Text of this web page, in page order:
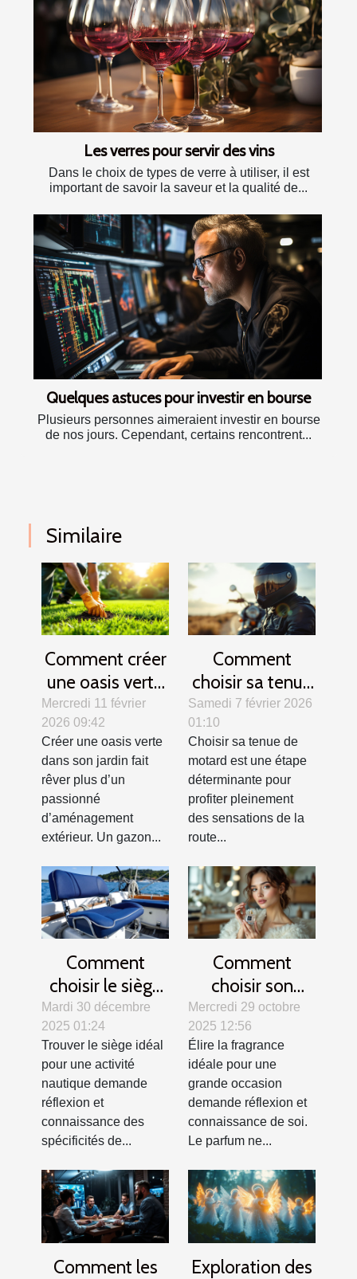
Les verres pour servir des vins
Dans le choix de types de verre à utiliser, il est
important de savoir la saveur et la qualité de...
Quelques astuces pour investir en bourse
Plusieurs personnes aimeraient investir en bourse
de nos jours. Cependant, certains rencontrent...
Similaire
Comment créer
une oasis verte
? Secrets d'un
gazon parfait
Mercredi 11 février
2026 09:42
Créer une oasis verte
dans son jardin fait
rêver plus d’un
passionné
d’aménagement
extérieur. Un gazon...
Comment
choisir sa tenue
de motard pour
allier confort et
sécurité ?
Samedi 7 février 2026
01:10
Choisir sa tenue de
motard est une étape
déterminante pour
profiter pleinement
des sensations de la
route...
Comment
choisir le siège
idéal pour votre
activité
nautique ?
Mardi 30 décembre
2025 01:24
Trouver le siège idéal
pour une activité
nautique demande
réflexion et
connaissance des
spécificités de...
Comment
choisir son
parfum pour les
grandes
occasions ?
Mercredi 29 octobre
2025 12:56
Élire la fragrance
idéale pour une
grande occasion
demande réflexion et
connaissance de soi.
Le parfum ne...
Comment les
Exploration des